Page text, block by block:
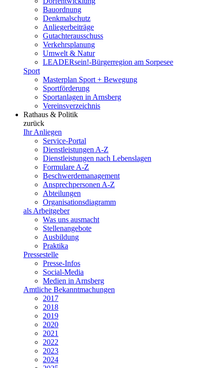
Bauordnung
Denkmalschutz
Anliegerbeiträge
Gutachterausschuss
Verkehrsplanung
Umwelt & Natur
LEADERsein!-Bürgerregion am Sorpesee
Sport
Masterplan Sport + Bewegung
Sportförderung
Sportanlagen in Arnsberg
Vereinsverzeichnis
Rathaus & Politik
zurück
Ihr Anliegen
Service-Portal
Dienstleistungen A-Z
Dienstleistungen nach Lebenslagen
Formulare A-Z
Beschwerdemanagement
Ansprechpersonen A-Z
Abteilungen
Organisationsdiagramm
als Arbeitgeber
Was uns ausmacht
Stellenangebote
Ausbildung
Praktika
Pressestelle
Presse-Infos
Social-Media
Medien in Arnsberg
Amtliche Bekanntmachungen
2017
2018
2019
2020
2021
2022
2023
2024